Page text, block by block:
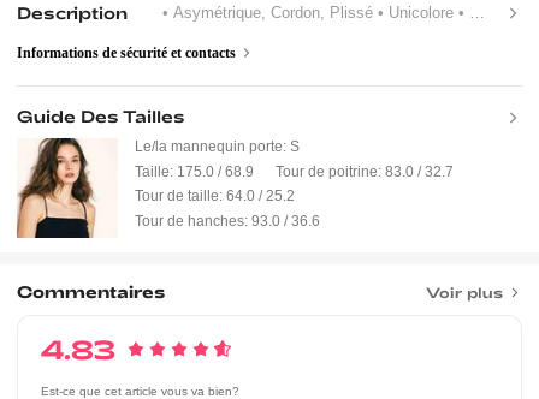
Description • Asymétrique, Cordon, Plissé • Unicolore • Casual
Informations de sécurité et contacts
Guide Des Tailles
Le/la mannequin porte: S
Taille: 175.0 / 68.9 Tour de poitrine: 83.0 / 32.7
Tour de taille: 64.0 / 25.2
Tour de hanches: 93.0 / 36.6
Commentaires Voir plus
4.83
Est-ce que cet article vous va bien?